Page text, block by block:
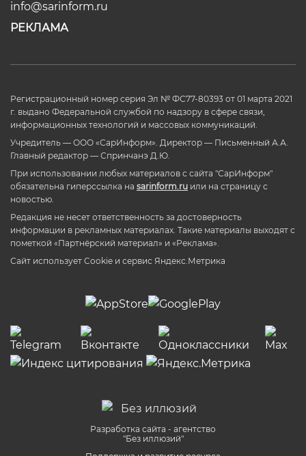
info@sarinform.ru
РЕКЛАМА
Регистрационный номер серия Эл № ФС77-80393 от 01 марта 2021
г. выдано Федеральной службой по надзору в сфере связи,
информационных технологий и массовых коммуникаций.
Учредитель — ООО «СарИнформ». Директор — Письменный А.А.
Главный редактор — Спринчанэ Д.Ю.
При использовании любых материалов с сайта "СарИнформ"
обязательна гиперссылка на sarinform.ru или на страницу с
новостью.
Редакция не несет ответственность за достоверность
информации в рекламных материалах. Такие материалы выходят с
пометкой «Партнёрский материал» и «Реклама».
Сайт использует Cookie и сервиc Яндекс.Метрика
Разработка сайта - агентство
"Без иллюзий"